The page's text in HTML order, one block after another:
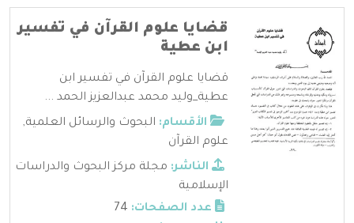
قضايا علوم القرآن في تفسير
ابن عطية
قضايا علوم القرآن في تفسير ابن
عطية_وليد محمد عبدالعزيز الحمد ...
الأقسام: البحوث والرسائل العلمية,
علوم القرآن
الناشر: مجلة مركز البحوث والدراسات
الإسلامية
عدد الصفحات: